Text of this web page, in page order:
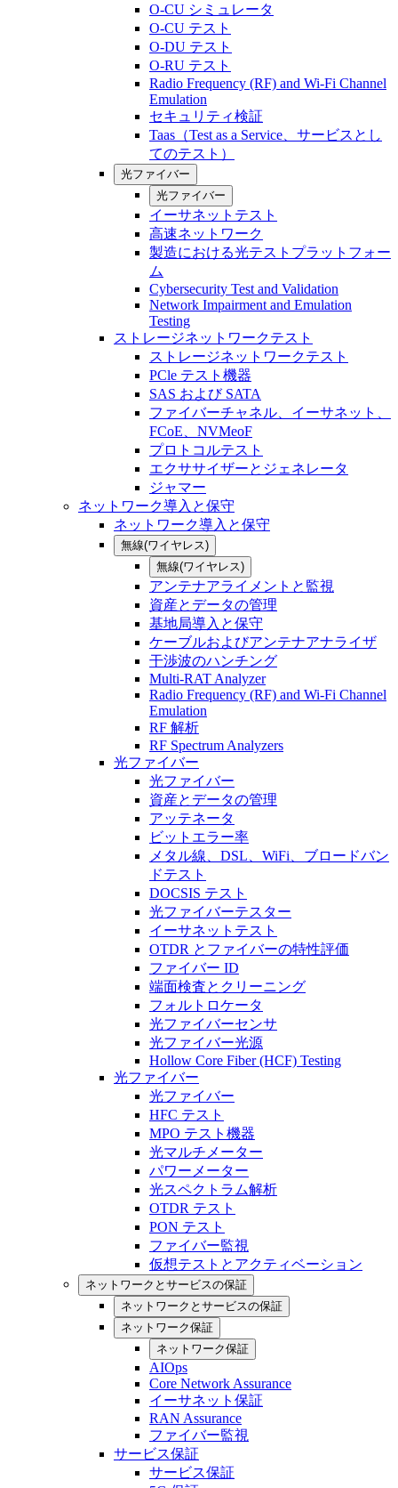
O-CU シミュレータ
O-CU テスト
O-DU テスト
O-RU テスト
Radio Frequency (RF) and Wi-Fi Channel
Emulation
セキュリティ検証
Taas（Test as a Service、サービスとし
てのテスト）
光ファイバー
光ファイバー
イーサネットテスト
高速ネットワーク
製造における光テストプラットフォー
ム
Cybersecurity Test and Validation
Network Impairment and Emulation
Testing
ストレージネットワークテスト
ストレージネットワークテスト
PCle テスト機器
SAS および SATA
ファイバーチャネル、イーサネット、
FCoE、NVMeoF
プロトコルテスト
エクササイザーとジェネレータ
ジャマー
ネットワーク導入と保守
ネットワーク導入と保守
無線(ワイヤレス)
無線(ワイヤレス)
アンテナアライメントと監視
資産とデータの管理
基地局導入と保守
ケーブルおよびアンテナアナライザ
干渉波のハンチング
Multi-RAT Analyzer
Radio Frequency (RF) and Wi-Fi Channel
Emulation
RF 解析
RF Spectrum Analyzers
光ファイバー
光ファイバー
資産とデータの管理
アッテネータ
ビットエラー率
メタル線、DSL、WiFi、ブロードバン
ドテスト
DOCSIS テスト
光ファイバーテスター
イーサネットテスト
OTDR とファイバーの特性評価
ファイバー ID
端面検査とクリーニング
フォルトロケータ
光ファイバーセンサ
光ファイバー光源
Hollow Core Fiber (HCF) Testing
光ファイバー
光ファイバー
HFC テスト
MPO テスト機器
光マルチメーター
パワーメーター
光スペクトラム解析
OTDR テスト
PON テスト
ファイバー監視
仮想テストとアクティベーション
ネットワークとサービスの保証
ネットワークとサービスの保証
ネットワーク保証
ネットワーク保証
AIOps
Core Network Assurance
イーサネット保証
RAN Assurance
ファイバー監視
サービス保証
サービス保証